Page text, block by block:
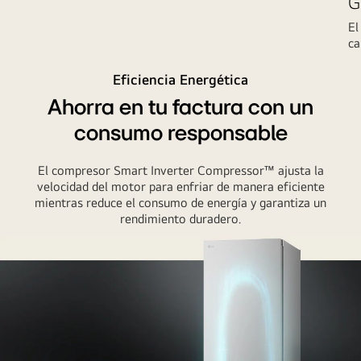
Eficiencia Energética
Ahorra en tu factura con un
consumo responsable
El compresor Smart Inverter Compressor™ ajusta la
velocidad del motor para enfriar de manera eficiente
mientras reduce el consumo de energía y garantiza un
rendimiento duradero.